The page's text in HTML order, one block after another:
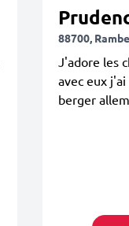
88700,
J'adore les
avec eux
berger